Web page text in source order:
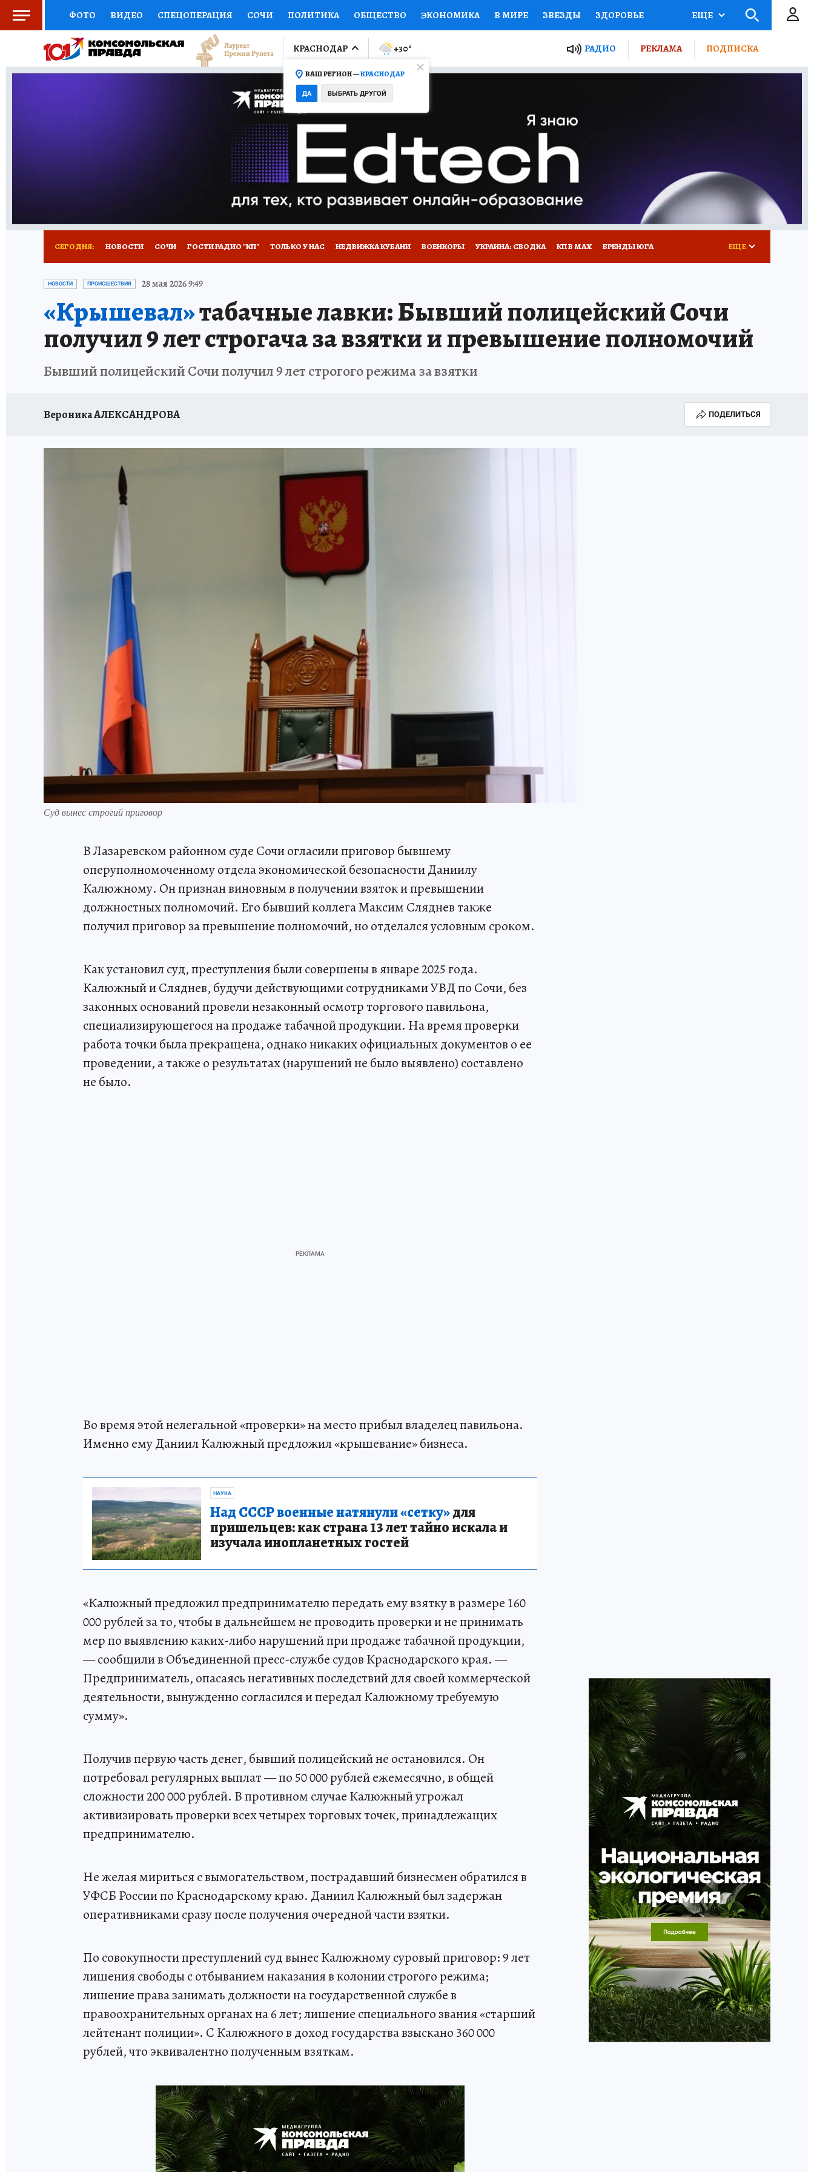
ФОТО ВИДЕО СПЕЦОПЕРАЦИЯ СОЧИ ПОЛИТИКА ОБЩЕСТВО ЭКОНОМИКА В МИРЕ ЗВЕЗДЫ ЗДОРОВЬЕ
СОЦПОДДЕРЖКА НАУКА СПОРТ КОЛУМНИСТЫ ПРОИСШЕСТВИЯ НАЦИОНАЛЬНЫЕ ПРОЕКТЫ РОССИИ
ВЫБОР ЭКСПЕРТОВ ДОКТОР ФИНАНСЫ ОТКРЫВАЕМ МИР Я ЗНАЮ СЕМЬЯ ЖЕНСКИЕ СЕКРЕТЫ ПУТЕВОДИТЕЛЬ
ПРОГНОЗЫ НА СПОРТ ПРОМОКОДЫ СЕРИАЛЫ
ТЕЛЕВИЗОР КОЛЛЕКЦИИ КОНКУРСЫ ГИД ПОТРЕБИТЕЛЯ
НОВОЕ НА САЙТЕ
ЕЩЕ
КРАСНОДАР
ВАШ РЕГИОН —КРАСНОДАР
ДА ВЫБРАТЬ ДРУГОЙ
+30° РАДИО РЕКЛАМА ПОДПИСКА
СЕГОДНЯ: НОВОСТИ СОЧИ ГОСТИ РАДИО "КП" ТОЛЬКО У НАС НЕДВИЖКА КУБАНИ ВОЕНКОРЫ УКРАИНА: СВОДКА КП В МАХ БРЕНДЫ ЮГА
ОТДЫХ В РОССИИ ЗДОРОВЬЕ КУБАНИ
ЕЩЕ
НОВОСТИ ПРОИСШЕСТВИЯ 28 мая 2026 9:49
«Крышевал»табачные лавки: Бывший полицейский Сочи
получил 9 лет строгача за взятки и превышение полномочий
Бывший полицейский Сочи получил 9 лет строгого режима за взятки
Вероника АЛЕКСАНДРОВА ПОДЕЛИТЬСЯ
Суд вынес строгий приговор
В Лазаревском районном суде Сочи огласили приговор бывшему
оперуполномоченному отдела экономической безопасности Даниилу
Калюжному. Он признан виновным в получении взяток и превышении
должностных полномочий. Его бывший коллега Максим Сляднев также
получил приговор за превышение полномочий, но отделался условным сроком.
Как установил суд, преступления были совершены в январе 2025 года.
Калюжный и Сляднев, будучи действующими сотрудниками УВД по Сочи, без
законных оснований провели незаконный осмотр торгового павильона,
специализирующегося на продаже табачной продукции. На время проверки
работа точки была прекращена, однако никаких официальных документов о ее
проведении, а также о результатах (нарушений не было выявлено) составлено
не было.
Во время этой нелегальной «проверки» на место прибыл владелец павильона.
Именно ему Даниил Калюжный предложил «крышевание» бизнеса.
НАУКА
Над СССР военные натянули «сетку»для
пришельцев: как страна 13 лет тайно искала и
изучала инопланетных гостей
«Калюжный предложил предпринимателю передать ему взятку в размере 160
000 рублей за то, чтобы в дальнейшем не проводить проверки и не принимать
мер по выявлению каких-либо нарушений при продаже табачной продукции,
— сообщили в Объединенной пресс-службе судов Краснодарского края. —
Предприниматель, опасаясь негативных последствий для своей коммерческой
деятельности, вынужденно согласился и передал Калюжному требуемую
сумму».
Получив первую часть денег, бывший полицейский не остановился. Он
потребовал регулярных выплат — по 50 000 рублей ежемесячно, в общей
сложности 200 000 рублей. В противном случае Калюжный угрожал
активизировать проверки всех четырех торговых точек, принадлежащих
предпринимателю.
Не желая мириться с вымогательством, пострадавший бизнесмен обратился в
УФСБ России по Краснодарскому краю. Даниил Калюжный был задержан
оперативниками сразу после получения очередной части взятки.
По совокупности преступлений суд вынес Калюжному суровый приговор: 9 лет
лишения свободы с отбыванием наказания в колонии строгого режима;
лишение права занимать должности на государственной службе в
правоохранительных органах на 6 лет; лишение специального звания «старший
лейтенант полиции». С Калюжного в доход государства взыскано 360 000
рублей, что эквивалентно полученным взяткам.